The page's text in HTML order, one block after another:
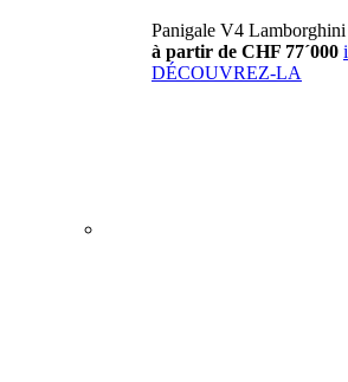
Panigale V4 Lamborghini
à partir de CHF 77´000 i
DÉCOUVREZ-LA